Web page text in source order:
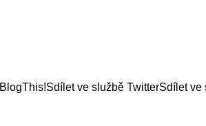
BlogThis!Sdílet ve službě TwitterSdílet ve